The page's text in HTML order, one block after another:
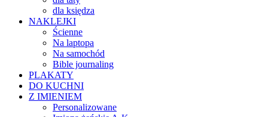
dla księdza
NAKLEJKI
Ścienne
Na laptopa
Na samochód
Bible journaling
PLAKATY
DO KUCHNI
Z IMIENIEM
Personalizowane